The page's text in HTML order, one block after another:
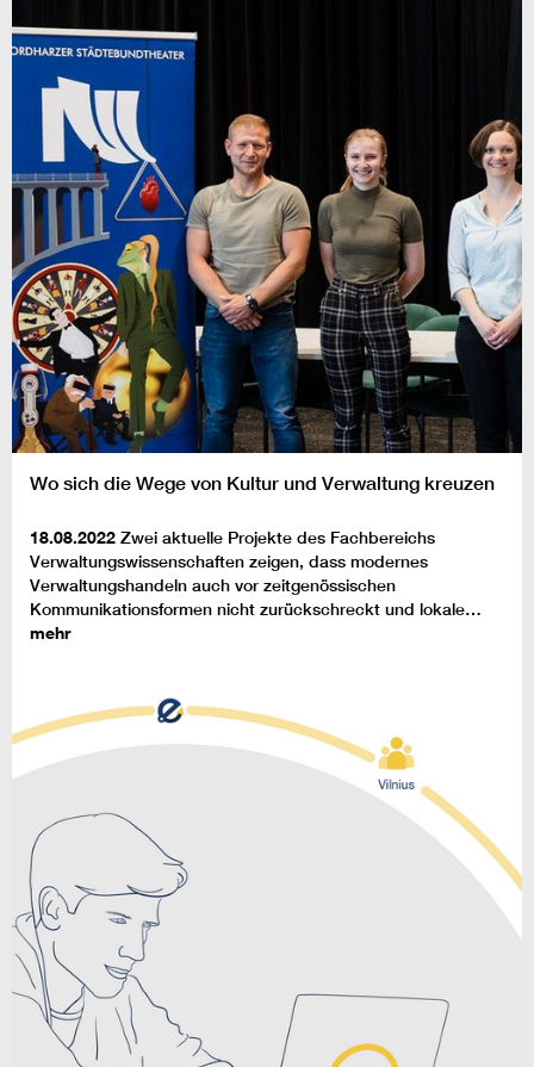
Wo sich die Wege von Kultur und Verwaltung kreuzen
18.08.2022 Zwei aktuelle Projekte des Fachbereichs
Verwaltungswissenschaften zeigen, dass modernes
Verwaltungshandeln auch vor zeitgenössischen
Kommunikationsformen nicht zurückschreckt und lokale…
mehr